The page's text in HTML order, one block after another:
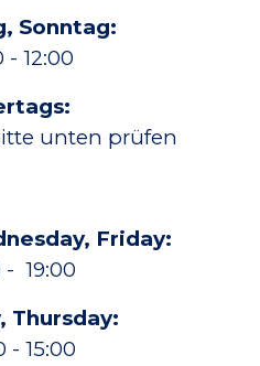
Sonntag:
- 12:00
unten prüfen
Friday:
- 19:00
Thursday:
- 15:00